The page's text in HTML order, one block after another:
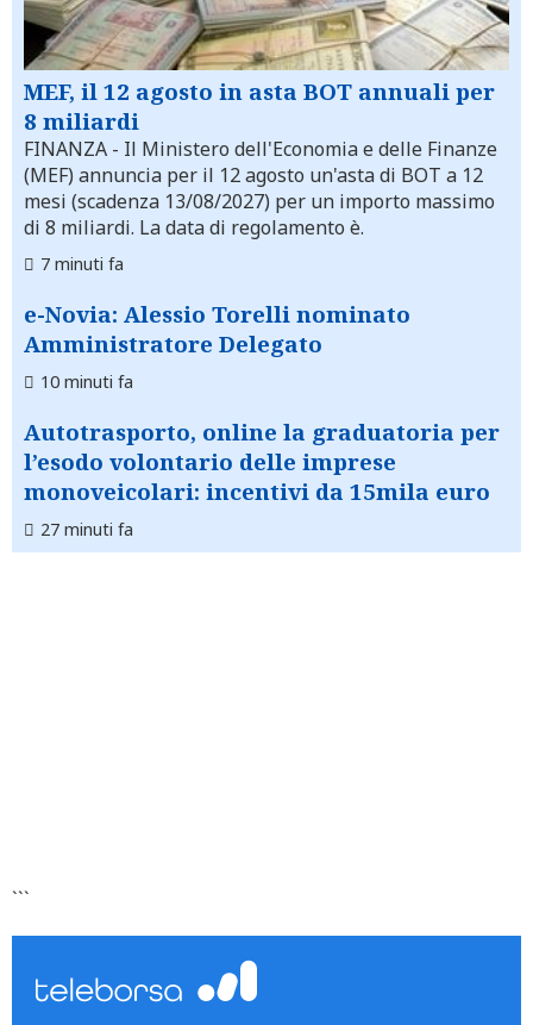
MEF, il 12 agosto in asta BOT annuali per
8 miliardi
FINANZA - Il Ministero dell'Economia e delle Finanze
(MEF) annuncia per il 12 agosto un'asta di BOT a 12
mesi (scadenza 13/08/2027) per un importo massimo
di 8 miliardi. La data di regolamento è.
7 minuti fa
e-Novia: Alessio Torelli nominato
Amministratore Delegato
10 minuti fa
Autotrasporto, online la graduatoria per
l’esodo volontario delle imprese
monoveicolari: incentivi da 15mila euro
27 minuti fa
```